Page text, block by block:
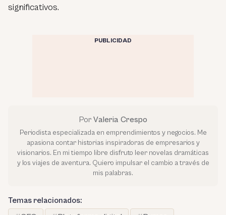
significativos.
PUBLICIDAD
Por Valeria Crespo
Periodista especializada en emprendimientos y negocios. Me
apasiona contar historias inspiradoras de empresarios y
visionarios. En mi tiempo libre disfruto leer novelas dramáticas
y los viajes de aventura. Quiero impulsar el cambio a través de
mis palabras.
Temas relacionados: